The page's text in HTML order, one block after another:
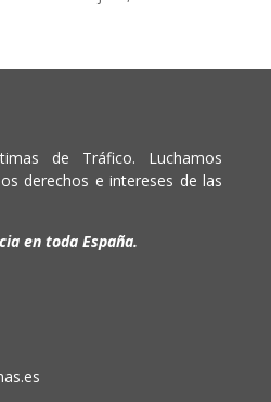
de Tráfico. Luchamos
derechos e intereses de las
en toda España.